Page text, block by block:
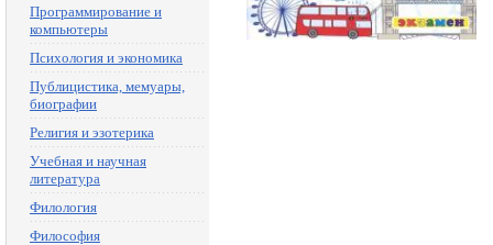
Программирование и
компьютеры
Психология и экономика
Публицистика, мемуары,
биографии
Религия и эзотерика
Учебная и научная
литература
Филология
Философия